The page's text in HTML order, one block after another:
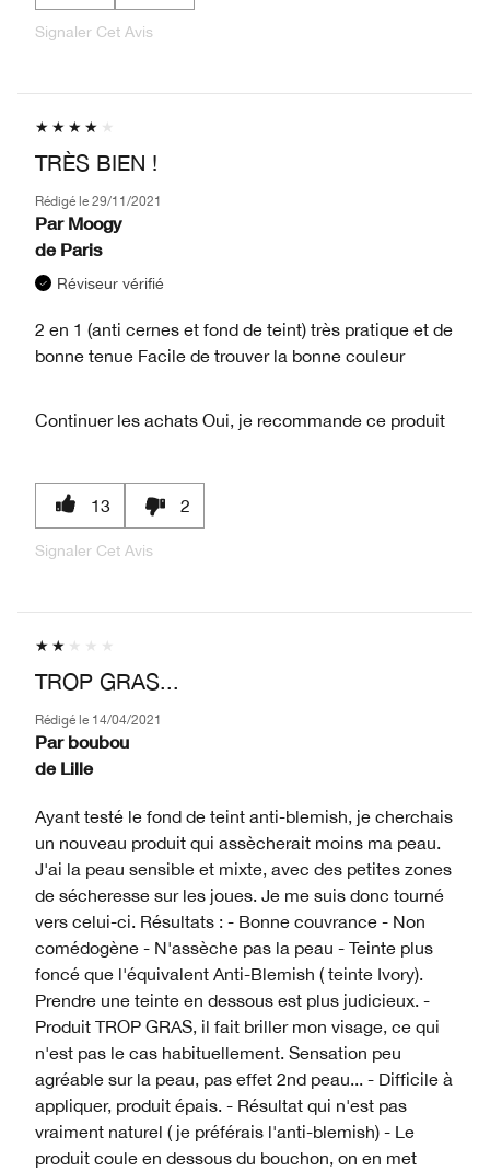
Signaler Cet Avis
TRÈS BIEN !
Rédigé le 29/11/2021
Par Moogy
de Paris
Réviseur vérifié
2 en 1 (anti cernes et fond de teint) très pratique et de
bonne tenue Facile de trouver la bonne couleur
Continuer les achats Oui, je recommande ce produit
13 2
Signaler Cet Avis
TROP GRAS...
Rédigé le 14/04/2021
Par boubou
de Lille
Ayant testé le fond de teint anti-blemish, je cherchais
un nouveau produit qui assècherait moins ma peau.
J'ai la peau sensible et mixte, avec des petites zones
de sécheresse sur les joues. Je me suis donc tourné
vers celui-ci. Résultats : - Bonne couvrance - Non
comédogène - N'assèche pas la peau - Teinte plus
foncé que l'équivalent Anti-Blemish ( teinte Ivory).
Prendre une teinte en dessous est plus judicieux. -
Produit TROP GRAS, il fait briller mon visage, ce qui
n'est pas le cas habituellement. Sensation peu
agréable sur la peau, pas effet 2nd peau... - Difficile à
appliquer, produit épais. - Résultat qui n'est pas
vraiment naturel ( je préférais l'anti-blemish) - Le
produit coule en dessous du bouchon, on en met